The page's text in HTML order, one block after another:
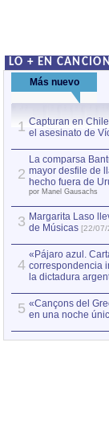
LO + EN
Más nuevo
1 Capturan en
el asesinato de
2
La comparsa
mayor desfile de
hecho fuera de
por Manel Gausachs
3 Margarita Laso
de Músicas [22/07/
4
«Pájaro azul.
correspondencia
la dictadura
5 «Cançons del
en una noche